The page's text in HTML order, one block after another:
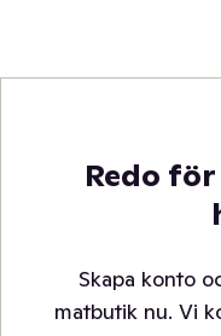
Redo
Skapa konto
matbutik nu. Vi